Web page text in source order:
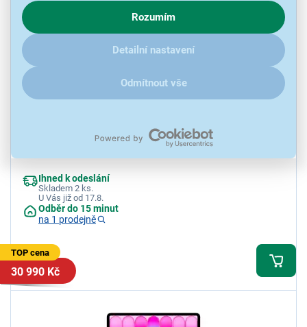
chování na webu pro zobrazení cílených reklam. Pokud vás
zajímají detaily, jak u nás s cookies a dalšími údaji pracujeme,
kliknětesem.
Rozumím
Detailní nastavení
Odmítnout vše
Apple iPad PRO M5 11 Wi‑Fi 256GB Space
Tablet, procesor Apple M5, operační systém iPadOS 26, Ultra Retina
XDR OLED displej 11" 2752 × 2064 120 Hz, RAM 12 GB, interní
paměť 256 GB, fotoaparát 12 MPx+12 MPx, Wi-fi 7, Bluetooth 6
Ihned k odeslání
Skladem 2 ks.
U Vás již od 17.8.
Odběr do 15 minut
na 1 prodejně
TOP cena
30 990 Kč